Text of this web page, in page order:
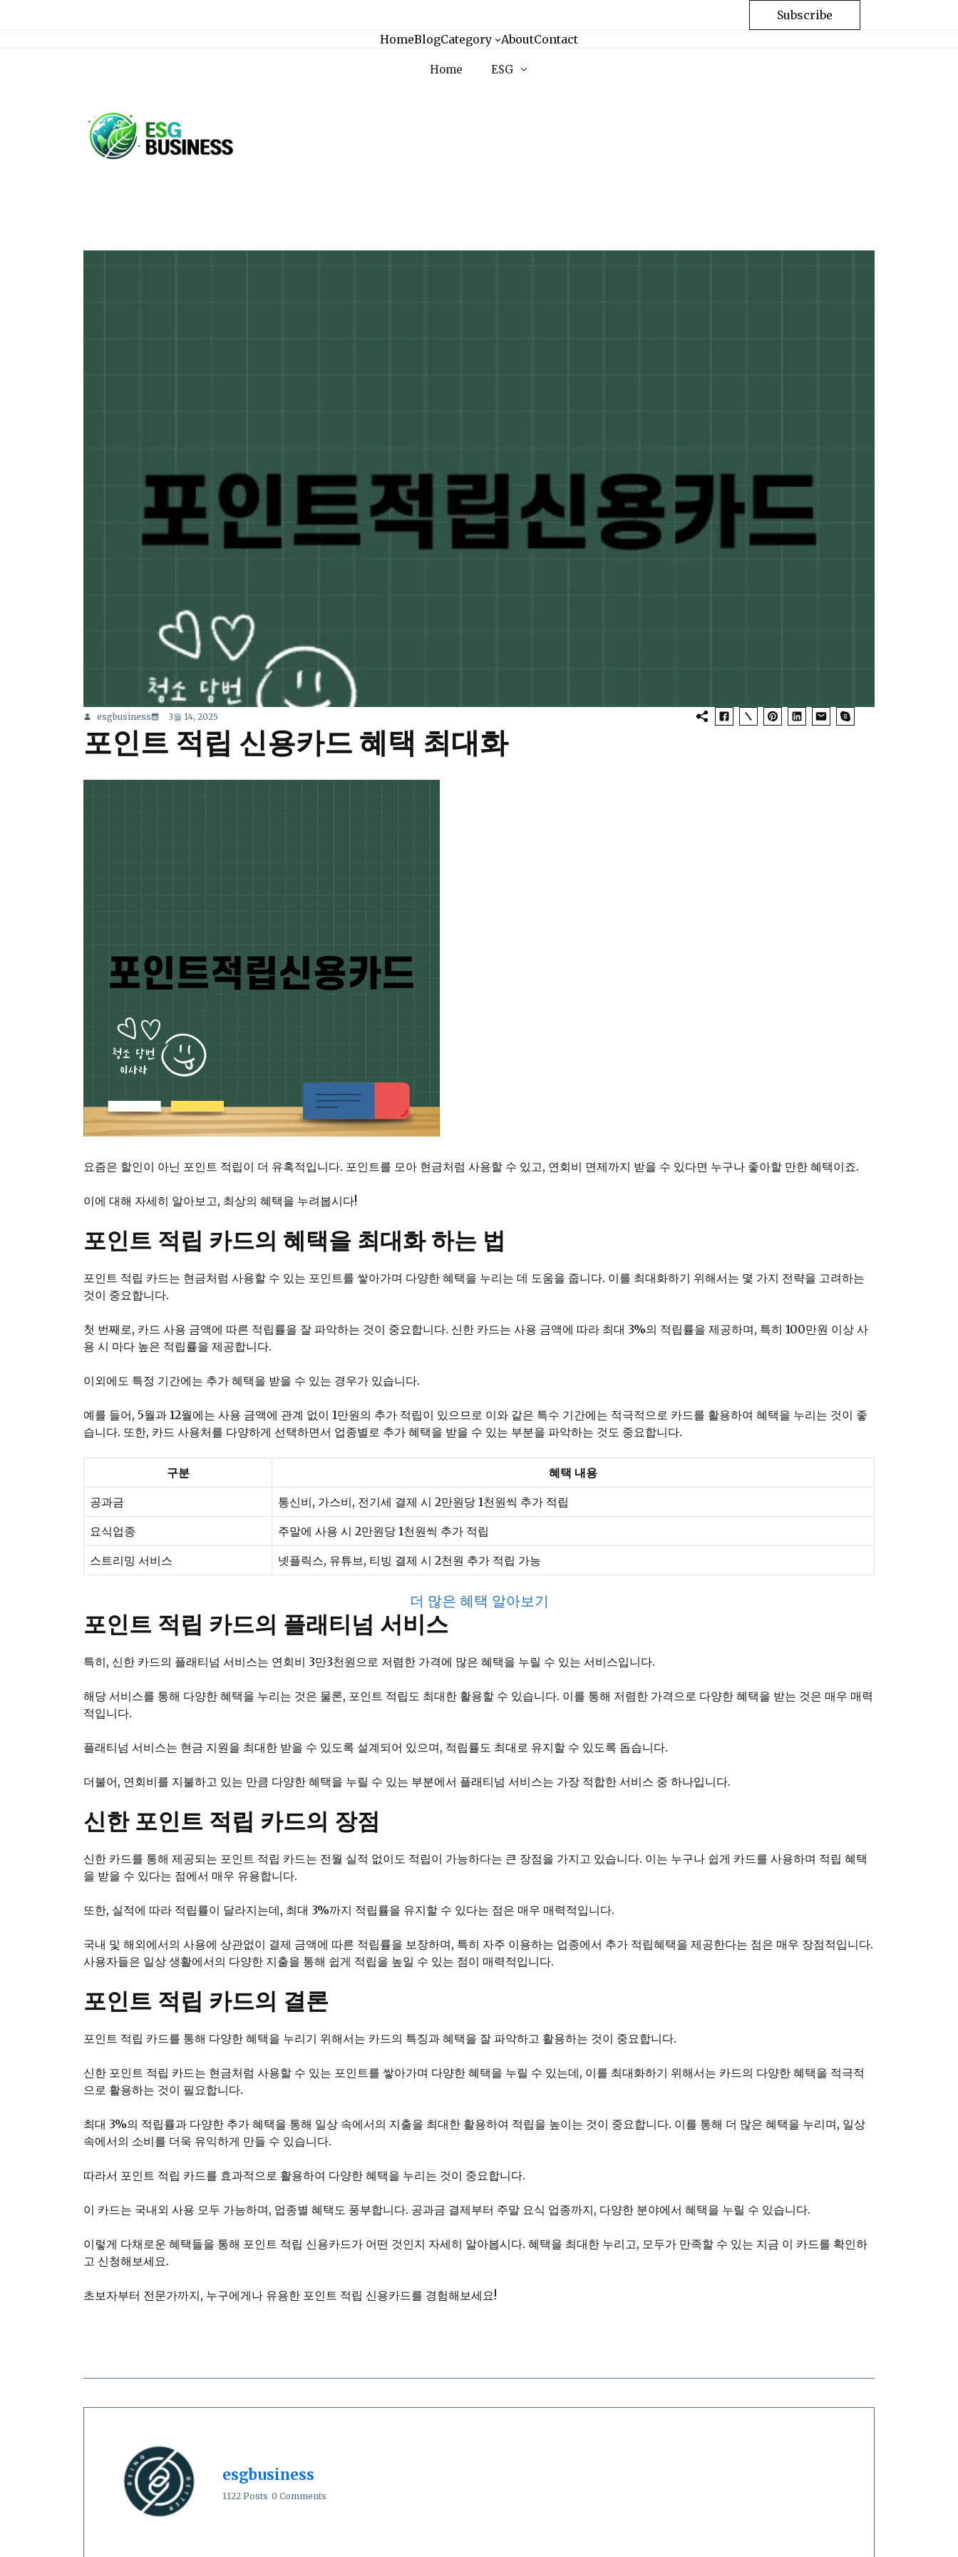
Subscribe
HomeBlogCategory AboutContact
Home ESG
esgbusiness 3월 14, 2025
포인트 적립 신용카드 혜택 최대화
요즘은 할인이 아닌 포인트 적립이 더 유혹적입니다. 포인트를 모아 현금처럼 사용할 수 있고, 연회비 면제까지 받을 수 있다면 누구나 좋아할 만한 혜택이죠.
이에 대해 자세히 알아보고, 최상의 혜택을 누려봅시다!
포인트 적립 카드의 혜택을 최대화 하는 법
포인트 적립 카드는 현금처럼 사용할 수 있는 포인트를 쌓아가며 다양한 혜택을 누리는 데 도움을 줍니다. 이를 최대화하기 위해서는 몇 가지 전략을 고려하는
것이 중요합니다.
첫 번째로, 카드 사용 금액에 따른 적립률을 잘 파악하는 것이 중요합니다. 신한 카드는 사용 금액에 따라 최대 3%의 적립률을 제공하며, 특히 100만원 이상 사
용 시 마다 높은 적립률을 제공합니다.
이외에도 특정 기간에는 추가 혜택을 받을 수 있는 경우가 있습니다.
예를 들어, 5월과 12월에는 사용 금액에 관계 없이 1만원의 추가 적립이 있으므로 이와 같은 특수 기간에는 적극적으로 카드를 활용하여 혜택을 누리는 것이 좋
습니다. 또한, 카드 사용처를 다양하게 선택하면서 업종별로 추가 혜택을 받을 수 있는 부분을 파악하는 것도 중요합니다.
구분 혜택 내용
공과금 통신비, 가스비, 전기세 결제 시 2만원당 1천원씩 추가 적립
요식업종 주말에 사용 시 2만원당 1천원씩 추가 적립
스트리밍 서비스 넷플릭스, 유튜브, 티빙 결제 시 2천원 추가 적립 가능
더 많은 혜택 알아보기
포인트 적립 카드의 플래티넘 서비스
특히, 신한 카드의 플래티넘 서비스는 연회비 3만3천원으로 저렴한 가격에 많은 혜택을 누릴 수 있는 서비스입니다.
해당 서비스를 통해 다양한 혜택을 누리는 것은 물론, 포인트 적립도 최대한 활용할 수 있습니다. 이를 통해 저렴한 가격으로 다양한 혜택을 받는 것은 매우 매력
적입니다.
플래티넘 서비스는 현금 지원을 최대한 받을 수 있도록 설계되어 있으며, 적립률도 최대로 유지할 수 있도록 돕습니다.
더불어, 연회비를 지불하고 있는 만큼 다양한 혜택을 누릴 수 있는 부분에서 플래티넘 서비스는 가장 적합한 서비스 중 하나입니다.
신한 포인트 적립 카드의 장점
신한 카드를 통해 제공되는 포인트 적립 카드는 전월 실적 없이도 적립이 가능하다는 큰 장점을 가지고 있습니다. 이는 누구나 쉽게 카드를 사용하며 적립 혜택
을 받을 수 있다는 점에서 매우 유용합니다.
또한, 실적에 따라 적립률이 달라지는데, 최대 3%까지 적립률을 유지할 수 있다는 점은 매우 매력적입니다.
국내 및 해외에서의 사용에 상관없이 결제 금액에 따른 적립률을 보장하며, 특히 자주 이용하는 업종에서 추가 적립혜택을 제공한다는 점은 매우 장점적입니다.
사용자들은 일상 생활에서의 다양한 지출을 통해 쉽게 적립을 높일 수 있는 점이 매력적입니다.
포인트 적립 카드의 결론
포인트 적립 카드를 통해 다양한 혜택을 누리기 위해서는 카드의 특징과 혜택을 잘 파악하고 활용하는 것이 중요합니다.
신한 포인트 적립 카드는 현금처럼 사용할 수 있는 포인트를 쌓아가며 다양한 혜택을 누릴 수 있는데, 이를 최대화하기 위해서는 카드의 다양한 혜택을 적극적
으로 활용하는 것이 필요합니다.
최대 3%의 적립률과 다양한 추가 혜택을 통해 일상 속에서의 지출을 최대한 활용하여 적립을 높이는 것이 중요합니다. 이를 통해 더 많은 혜택을 누리며, 일상
속에서의 소비를 더욱 유익하게 만들 수 있습니다.
따라서 포인트 적립 카드를 효과적으로 활용하여 다양한 혜택을 누리는 것이 중요합니다.
이 카드는 국내외 사용 모두 가능하며, 업종별 혜택도 풍부합니다. 공과금 결제부터 주말 요식 업종까지, 다양한 분야에서 혜택을 누릴 수 있습니다.
이렇게 다채로운 혜택들을 통해 포인트 적립 신용카드가 어떤 것인지 자세히 알아봅시다. 혜택을 최대한 누리고, 모두가 만족할 수 있는 지금 이 카드를 확인하
고 신청해보세요.
초보자부터 전문가까지, 누구에게나 유용한 포인트 적립 신용카드를 경험해보세요!
esgbusiness
1122 Posts 0 Comments